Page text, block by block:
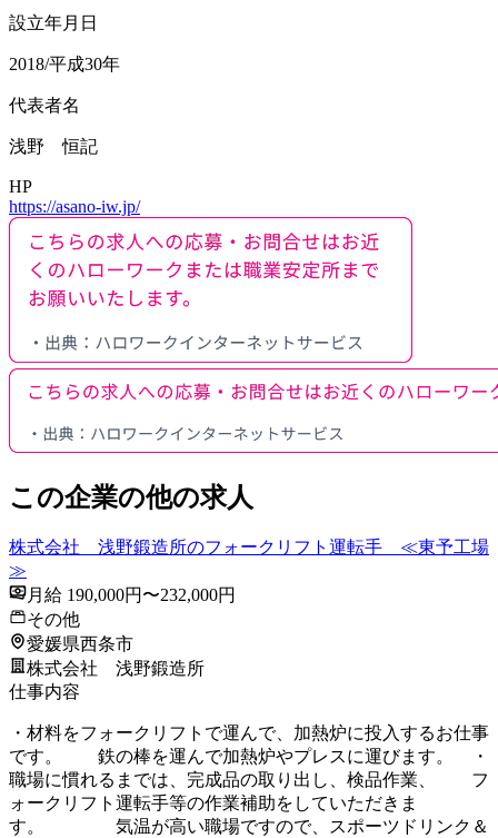
設立年月日
2018/平成30年
代表者名
浅野 恒記
HP
https://asano-iw.jp/
この企業の他の求人
株式会社 浅野鍛造所のフォークリフト運転手 ≪東予工場
≫
月給 190,000円〜232,000円
その他
愛媛県西条市
株式会社 浅野鍛造所
仕事内容
・材料をフォークリフトで運んで、加熱炉に投入するお仕事
です。 鉄の棒を運んで加熱炉やプレスに運びます。 ・
職場に慣れるまでは、完成品の取り出し、検品作業、 フ
ォークリフト運転手等の作業補助をしていただきま
す。 気温が高い職場ですので、スポーツドリンク＆